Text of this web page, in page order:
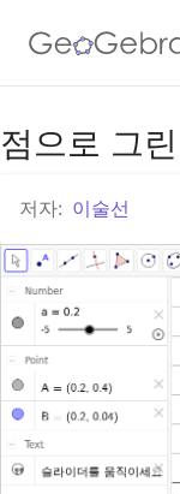
구글 클래스룸
지오지브라 클래
점으로 그
저자: 이술선